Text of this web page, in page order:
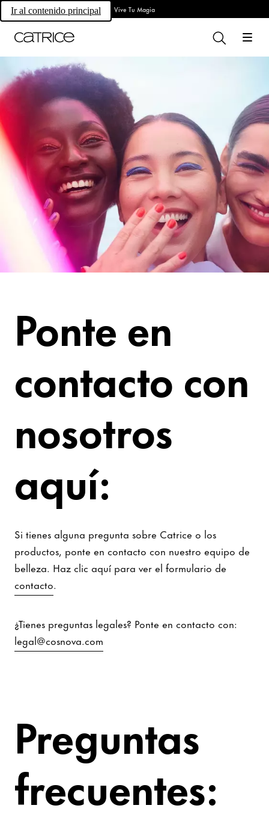
Ir al contenido principal Vive Tu Magia
Ponte en
contacto con
nosotros
aquí:
Si tienes alguna pregunta sobre Catrice o los
productos, ponte en contacto con nuestro equipo de
belleza. Haz clic aquí para ver el formulario de
contacto.
¿Tienes preguntas legales? Ponte en contacto con:
legal@cosnova.com
Preguntas
frecuentes: